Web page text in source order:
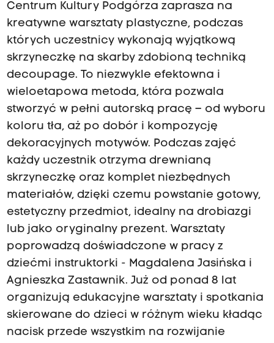
Centrum Kultury Podgórza zaprasza na
kreatywne warsztaty plastyczne, podczas
których uczestnicy wykonają wyjątkową
skrzyneczkę na skarby zdobioną techniką
decoupage. To niezwykle efektowna i
wieloetapowa metoda, która pozwala
stworzyć w pełni autorską pracę – od wyboru
koloru tła, aż po dobór i kompozycję
dekoracyjnych motywów. Podczas zajęć
każdy uczestnik otrzyma drewnianą
skrzyneczkę oraz komplet niezbędnych
materiałów, dzięki czemu powstanie gotowy,
estetyczny przedmiot, idealny na drobiazgi
lub jako oryginalny prezent. Warsztaty
poprowadzą doświadczone w pracy z
dziećmi instruktorki - Magdalena Jasińska i
Agnieszka Zastawnik. Już od ponad 8 lat
organizują edukacyjne warsztaty i spotkania
skierowane do dzieci w różnym wieku kładąc
nacisk przede wszystkim na rozwijanie